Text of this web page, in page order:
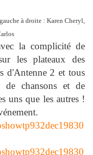
à droite : Karen Cheryl,
la complicité de
les plateaux des
d'Antenne 2 et tous
de chansons et de
uns que les autres !